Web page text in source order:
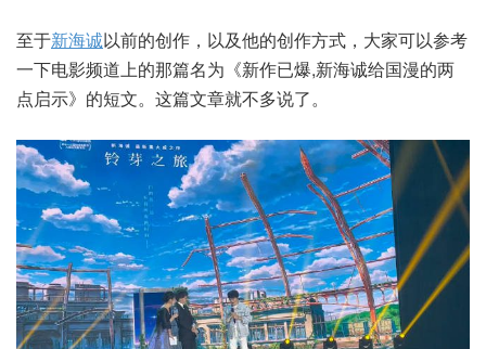
至于新海诚以前的创作，以及他的创作方式，大家可以参考
一下电影频道上的那篇名为《新作已爆,新海诚给国漫的两
点启示》的短文。这篇文章就不多说了。